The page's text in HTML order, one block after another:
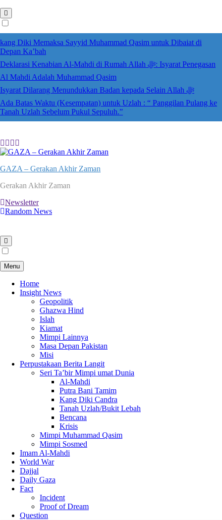
kang Diki Memaksa Sayyid Muhammad Qasim untuk Dibaiat di
Depan Ka’bah
Deklarasi Kenabian Al-Mahdi di Rumah Allah ﷻ: Isyarat Penegasan
Al Mahdi Adalah Muhammad Qasim
Isyarat Dilarang Menundukkan Badan kepada Selain Allah ﷻ
Ada Batas Waktu (Kesempatan) untuk Uzlah : “ Panggilan Pulang ke
Tanah Uzlah Sebelum Pukul Sepuluh.”
GAZA – Gerakan Akhir Zaman
Gerakan Akhir Zaman
Newsletter
Random News
Menu
Home
Insight News
Geopolitik
Ghazwa Hind
Islah
Kiamat
Mimpi Lainnya
Masa Depan Pakistan
Misi
Perpustakaan Berita Langit
Seri Ta’bir Mimpi umat Dunia
Al-Mahdi
Putra Bani Tamim
Kang Diki Candra
Tanah Uzlah/Bukit Lebah
Bencana
Krisis
Mimpi Muhammad Qasim
Mimpi Sosmed
Imam Al-Mahdi
World War
Dajjal
Daily Gaza
Fact
Incident
Proof of Dream
Question